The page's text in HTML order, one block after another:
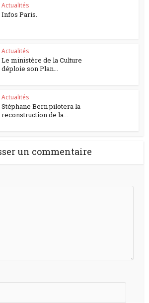
Actualités
Infos Paris.
Actualités
Le ministère de la Culture
déploie son Plan...
Actualités
Stéphane Bern pilotera la
reconstruction de la...
un commentaire